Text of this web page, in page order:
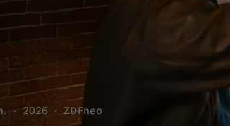
2026 ZDFneo